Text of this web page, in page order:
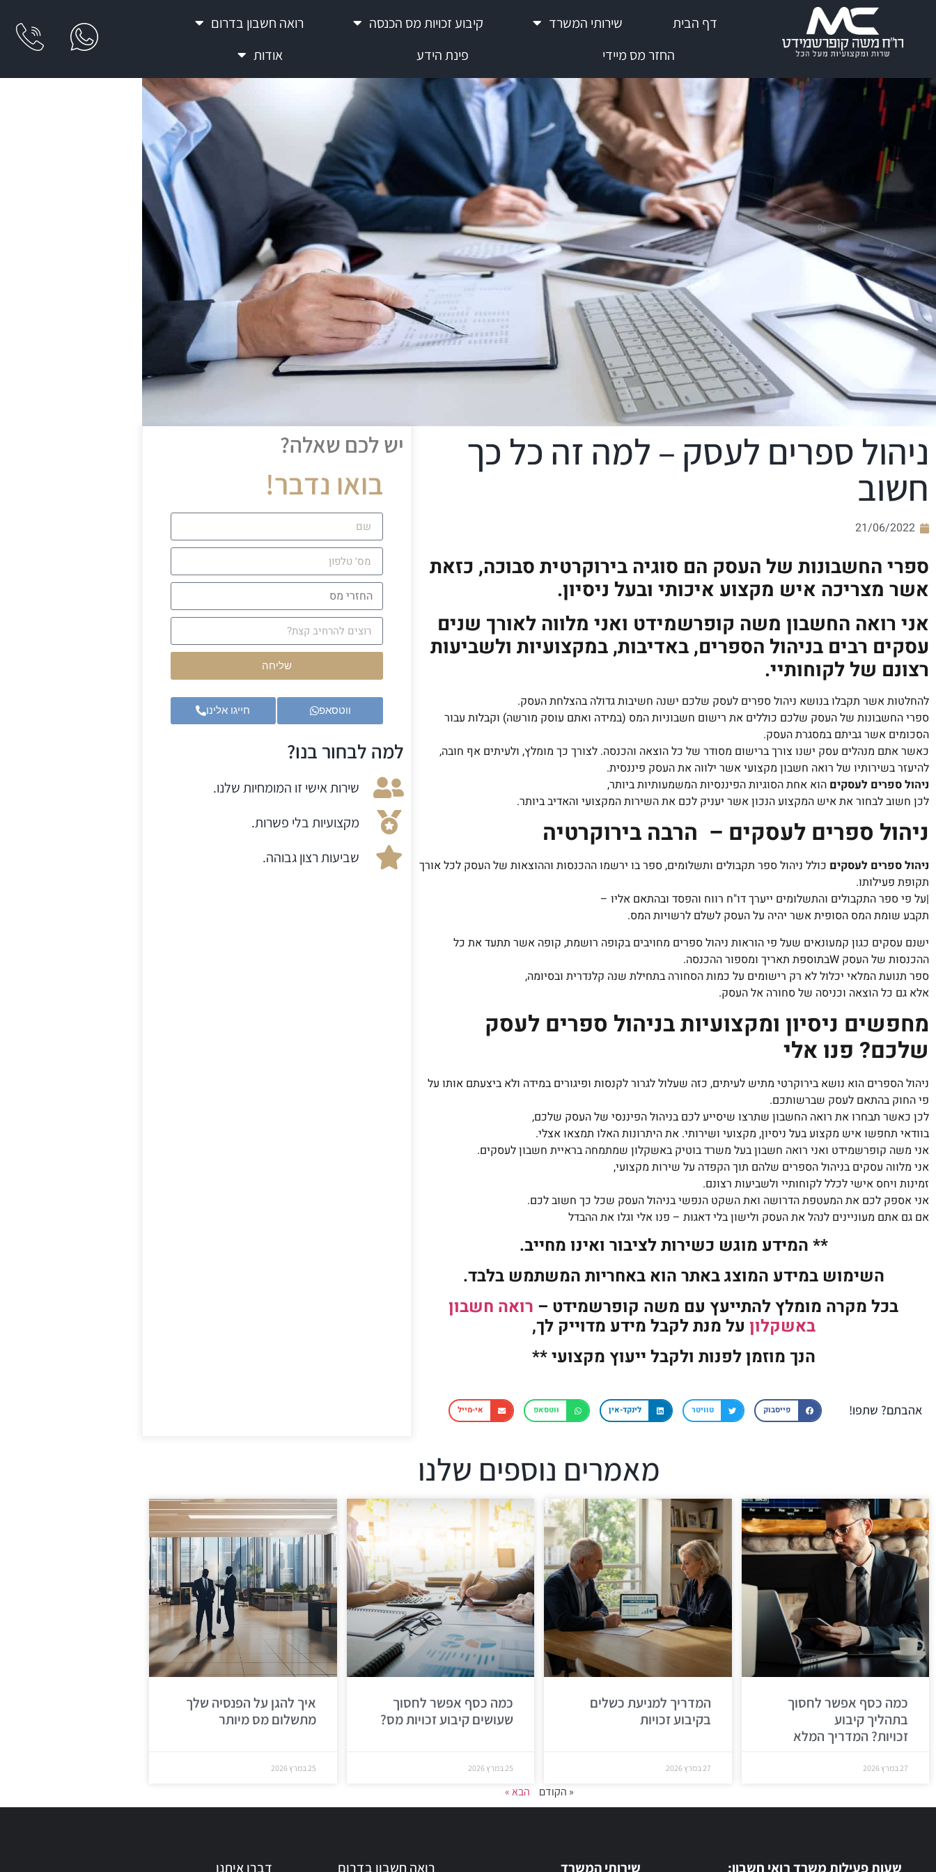
מֻפְעֶלֶת
מַעֲרֶכֶת
נָגִישׁ
בִּקְלִיק
הַמְּסַיַּעַת
לִנְגִישׁוּת
F11
לְהַתְאָמַת
הָאֲתָר
לְעִוְורִים
הַמִּשְׁתַּמְּשִׁים
בְּתוֹכְנַת
קוֹרֵא־מָסָךְ;
לְחַץ
Control-
לִפְתִיחַת
תַּפְרִיט
דף הבית שירותי המשרד קיבוע זכויות מס הכנסה
רואה חשבון בדרום
החזר מס מיידי
פינת הידע אודות
ניהול ספרים לעסק – למה זה כל כך
חשוב
21/06/2022
ספרי החשבונות של העסק הם סוגיה בירוקרטית סבוכה, כזאת
אשר מצריכה איש מקצוע איכותי ובעל ניסיון.
אני רואה החשבון משה קופרשמידט ואני מלווה לאורך שנים
עסקים רבים בניהול הספרים, באדיבות, במקצועיות ולשביעות
רצונם של לקוחותיי.
להחלטות אשר תקבלו בנושא ניהול ספרים לעסק שלכם ישנה חשיבות גדולה בהצלחת העסק.
ספרי החשבונות של העסק שלכם כוללים את רישום חשבוניות המס (במידה ואתם עוסק מורשה) וקבלות עבור
הסכומים אשר גביתם במסגרת העסק.
כאשר אתם מנהלים עסק ישנו צורך ברישום מסודר של כל הוצאה והכנסה. לצורך כך מומלץ, ולעיתים אף חובה,
להיעזר בשירותיו של רואה חשבון מקצועי אשר ילווה את העסק פיננסית.
ניהול ספרים לעסקים הוא אחת הסוגיות הפיננסיות המשמעותיות ביותר,
לכן חשוב לבחור את איש המקצוע הנכון אשר יעניק לכם את השירות המקצועי והאדיב ביותר.
ניהול ספרים לעסקים – הרבה בירוקרטיה
ניהול ספרים לעסקים כולל ניהול ספר תקבולים ותשלומים, ספר בו ירשמו ההכנסות וההוצאות של העסק לכל אורך
תקופת פעילותו.
|על פי ספר התקבולים והתשלומים ייערך דו"ח רווח והפסד ובהתאם אליו –
תקבע שומת המס הסופית אשר יהיה על העסק לשלם לרשויות המס.
ישנם עסקים כגון קמעונאים שעל פי הוראות ניהול ספרים מחויבים בקופה רושמת, קופה אשר תתעד את כל
ההכנסות של העסק W
בתוספת תאריך ומספור ההכנסה.
ספר תנועת המלאי יכלול לא רק רישומים על כמות הסחורה בתחילת שנה קלנדרית ובסיומה,
אלא גם כל הוצאה וכניסה של סחורה אל העסק.
מחפשים ניסיון ומקצועיות בניהול ספרים לעסק
שלכם? פנו אלי
ניהול הספרים הוא נושא בירוקרטי מתיש לעיתים, כזה שעלול לגרור לקנסות ופיגורים במידה ולא ביצעתם אותו על
פי החוק בהתאם לעסק שברשותכם.
לכן כאשר תבחרו את רואה החשבון שתרצו שיסייע לכם בניהול הפיננסי של העסק שלכם,
בוודאי תחפשו איש מקצוע בעל ניסיון, מקצועי ושירותי. את היתרונות האלו תמצאו אצלי.
אני משה קופרשמידט ואני רואה חשבון בעל משרד בוטיק באשקלון שמתמחה בראיית חשבון לעסקים.
אני מלווה עסקים בניהול הספרים שלהם תוך הקפדה על שירות מקצועי,
זמינות ויחס אישי לכלל לקוחותיי ולשביעות רצונם.
אני אספק לכם את המעטפת הדרושה ואת השקט הנפשי בניהול העסק שכל כך חשוב לכם.
אם גם אתם מעוניינים לנהל את העסק ולישון בלי דאגות – פנו אלי וגלו את ההבדל
** המידע מוגש כשירות לציבור ואינו מחייב.
השימוש במידע המוצג באתר הוא באחריות המשתמש בלבד.
בכל מקרה מומלץ להתייעץ עם משה קופרשמידט – רואה חשבון
באשקלון על מנת לקבל מידע מדוייק לך,
הנך מוזמן לפנות ולקבל ייעוץ מקצועי **
אהבתם? שתפו! פייסבוק טוויטר לינקד-אין ווטסאפ אי-מייל
יש לכם שאלה?
בואו נדבר!
שליחה
ווטסאפ חייגו אלינו
למה לבחור בנו?
שירות אישי זו המומחיות שלנו.
מקצועיות בלי פשרות.
שביעות רצון גבוהה.
מאמרים נוספים שלנו
כמה כסף אפשר לחסוך
בתהליך קיבוע
זכויות? המדריך המלא
27 במרץ 2026
המדריך למניעת כשלים
בקיבוע זכויות
27 במרץ 2026
כמה כסף אפשר לחסוך
שעושים קיבוע זכויות מס?
25 במרץ 2026
איך להגן על הפנסיה שלך
מתשלום מס מיותר
25 במרץ 2026
« הקודם הבא »
שעות פעילות משרד רואי חשבון: שירותי המשרד רואה חשבון בדרום דברו איתנו